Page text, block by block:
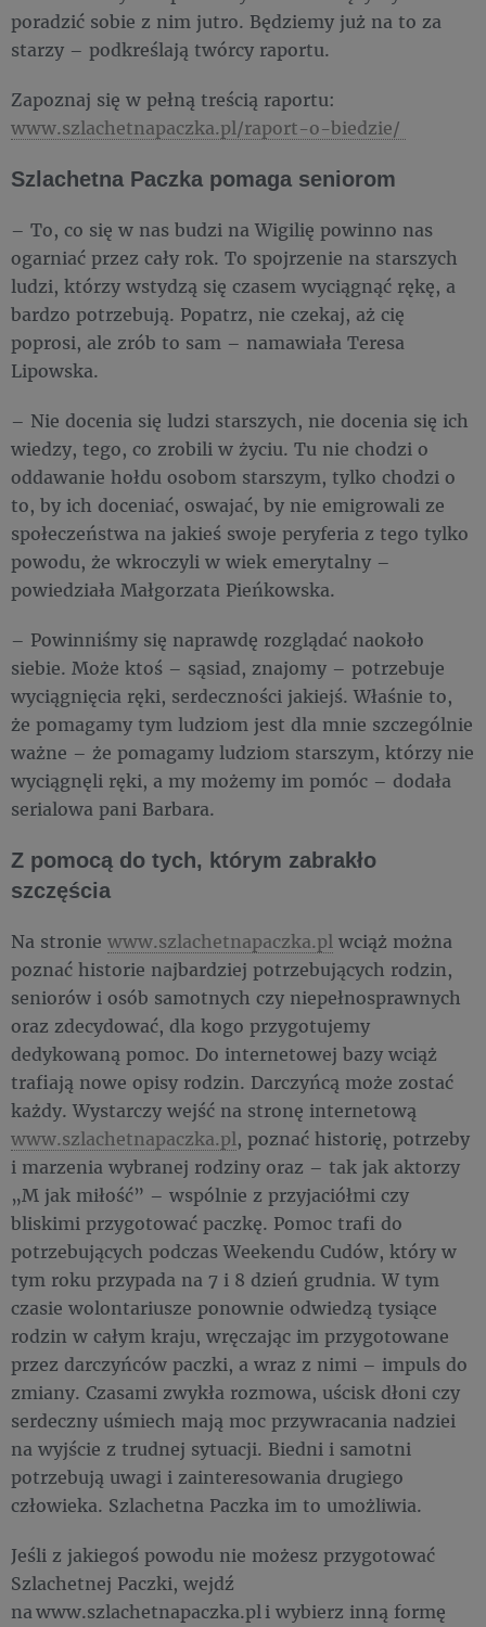
poradzić sobie z nim jutro. Będziemy już na to za
starzy – podkreślają twórcy raportu.
Zapoznaj się w pełną treścią raportu:
www.szlachetnapaczka.pl/raport-o-biedzie/
Szlachetna Paczka pomaga seniorom
– To, co się w nas budzi na Wigilię powinno nas
ogarniać przez cały rok. To spojrzenie na starszych
ludzi, którzy wstydzą się czasem wyciągnąć rękę, a
bardzo potrzebują. Popatrz, nie czekaj, aż cię
poprosi, ale zrób to sam – namawiała Teresa
Lipowska.
– Nie docenia się ludzi starszych, nie docenia się ich
wiedzy, tego, co zrobili w życiu. Tu nie chodzi o
oddawanie hołdu osobom starszym, tylko chodzi o
to, by ich doceniać, oswajać, by nie emigrowali ze
społeczeństwa na jakieś swoje peryferia z tego tylko
powodu, że wkroczyli w wiek emerytalny –
powiedziała Małgorzata Pieńkowska.
– Powinniśmy się naprawdę rozglądać naokoło
siebie. Może ktoś – sąsiad, znajomy – potrzebuje
wyciągnięcia ręki, serdeczności jakiejś. Właśnie to,
że pomagamy tym ludziom jest dla mnie szczególnie
ważne – że pomagamy ludziom starszym, którzy nie
wyciągnęli ręki, a my możemy im pomóc – dodała
serialowa pani Barbara.
Z pomocą do tych, którym zabrakło
szczęścia
Na stronie www.szlachetnapaczka.pl wciąż można
poznać historie najbardziej potrzebujących rodzin,
seniorów i osób samotnych czy niepełnosprawnych
oraz zdecydować, dla kogo przygotujemy
dedykowaną pomoc. Do internetowej bazy wciąż
trafiają nowe opisy rodzin. Darczyńcą może zostać
każdy. Wystarczy wejść na stronę internetową
www.szlachetnapaczka.pl, poznać historię, potrzeby
i marzenia wybranej rodziny oraz – tak jak aktorzy
„M jak miłość” – wspólnie z przyjaciółmi czy
bliskimi przygotować paczkę. Pomoc trafi do
potrzebujących podczas Weekendu Cudów, który w
tym roku przypada na 7 i 8 dzień grudnia. W tym
czasie wolontariusze ponownie odwiedzą tysiące
rodzin w całym kraju, wręczając im przygotowane
przez darczyńców paczki, a wraz z nimi – impuls do
zmiany. Czasami zwykła rozmowa, uścisk dłoni czy
serdeczny uśmiech mają moc przywracania nadziei
na wyjście z trudnej sytuacji. Biedni i samotni
potrzebują uwagi i zainteresowania drugiego
człowieka. Szlachetna Paczka im to umożliwia.
Jeśli z jakiegoś powodu nie możesz przygotować
Szlachetnej Paczki, wejdź
na www.szlachetnapaczka.pl i wybierz inną formę